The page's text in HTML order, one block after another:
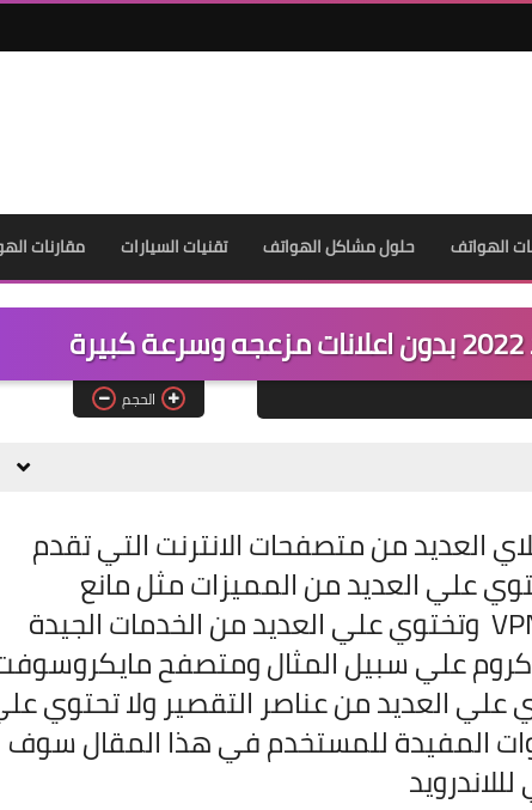
الهواتف حلول مشاكل الهواتف تقنيات السيارات مقارنات
الحجم
العديد من متصفحات الانترنت التي تقدم
علي العديد من المميزات مثل مانع
الاعلانات ودعم لخاصية تغيير المكان VPN وتختوي علي العديد من الخدمات الجيدة
علي سبيل المثال ومتصفح
العديد من عناصر التقصير ولا تحتوي
المفيدة للمستخدم في هذا المقال سوف